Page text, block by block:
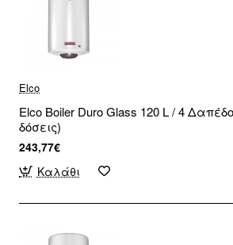
Elco
Elco Boiler Duro Glass 120 L / 4
δόσεις)
243,77€
Καλάθι